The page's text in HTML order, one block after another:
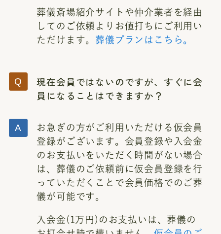
葬儀斎場紹介サイトや仲介業者を経由
してのご依頼よりお値打ちにご利用い
ただけます。 葬儀プランはこちら。
現在会員ではないのですが、すぐに会
員になることはできますか？
お急ぎの方がご利用いただける仮会員
登録がございます。会員登録や入会金
のお支払いをいただく時間がない場合
は、葬儀のご依頼前に仮会員登録を行
っていただくことで会員価格でのご葬
儀が可能です。
入会金(1万円)のお支払いは、葬儀の